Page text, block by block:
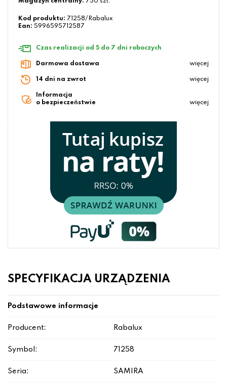
Kod produktu: 71258/Rabalux
Ean: 5996595712587
Czas realizacji od 5 do 7 dni roboczych
Darmowa dostawa więcej
14 dni na zwrot więcej
Informacja
o bezpieczeństwie
więcej
SPECYFIKACJA URZĄDZENIA
Podstawowe informacje
Producent: Rabalux
Symbol: 71258
Seria: SAMIRA